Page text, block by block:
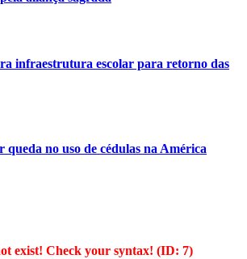
infraestrutura escolar para retorno das
no uso de cédulas na América
exist! Check your syntax! (ID: 7)